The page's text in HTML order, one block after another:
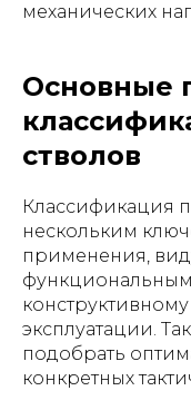
механических
Основные
стволов
Классификация
нескольким
применения,
эксплуатации.
подобрать
конкретных